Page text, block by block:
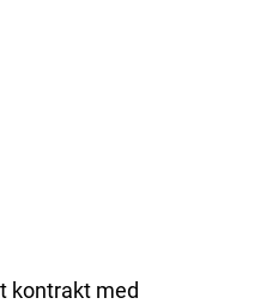
kontrakt med